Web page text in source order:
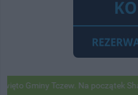
Tczew. Na początek Shaun Baker